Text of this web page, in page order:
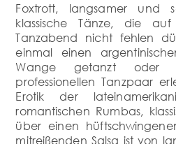
Foxtrott, langsamer und
klassische Tänze, die
Tanzabend nicht fehlen
einmal einen
Wange getanzt oder
professionellen Tanzpaar
Erotik der
romantischen Rumbas,
über einen
mitreißenden Salsa ist von